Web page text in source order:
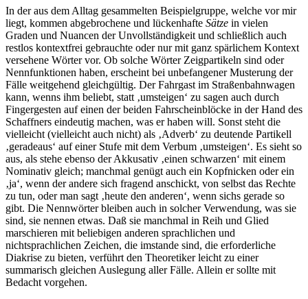
In der aus dem Alltag gesammelten Beispielgruppe, welche vor mir
liegt, kommen abgebrochene und lückenhafte Sätze in vielen
Graden und Nuancen der Unvollständigkeit und schließlich auch
restlos kontextfrei gebrauchte oder nur mit ganz spärlichem Kontext
versehene Wörter vor. Ob solche Wörter Zeigpartikeln sind oder
Nennfunktionen haben, erscheint bei unbefangener Musterung der
Fälle weitgehend gleichgültig. Der Fahrgast im Straßenbahnwagen
kann, wenns ihm beliebt, statt ‚umsteigen‘ zu sagen auch durch
Fingergesten auf einen der beiden Fahrscheinblöcke in der Hand des
Schaffners eindeutig machen, was er haben will. Sonst steht die
vielleicht (vielleicht auch nicht) als ‚Adverb‘ zu deutende Partikell
‚geradeaus‘ auf einer Stufe mit dem Verbum ‚umsteigen‘. Es sieht so
aus, als stehe ebenso der Akkusativ ‚einen schwarzen‘ mit einem
Nominativ gleich; manchmal genügt auch ein Kopfnicken oder ein
‚ja‘, wenn der andere sich fragend anschickt, von selbst das Rechte
zu tun, oder man sagt ‚heute den anderen‘, wenn sichs gerade so
gibt. Die Nennwörter bleiben auch in solcher Verwendung, was sie
sind, sie nennen etwas. Daß sie manchmal in Reih und Glied
marschieren mit beliebigen anderen sprachlichen und
nichtsprachlichen Zeichen, die imstande sind, die erforderliche
Diakrise zu bieten, verführt den Theoretiker leicht zu einer
summarisch gleichen Auslegung aller Fälle. Allein er sollte mit
Bedacht vorgehen.